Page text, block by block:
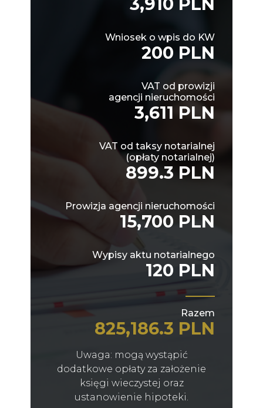
Wniosek o wpis do KW
200 PLN
VAT od prowizji
agencji nieruchomości
3,611 PLN
VAT od taksy notarialnej
(opłaty notarialnej)
899.3 PLN
Prowizja agencji nieruchomości
15,700 PLN
Wypisy aktu notarialnego
120 PLN
Razem
825,186.3 PLN
Uwaga: mogą wystąpić
dodatkowe opłaty za założenie
księgi wieczystej oraz
ustanowienie hipoteki.